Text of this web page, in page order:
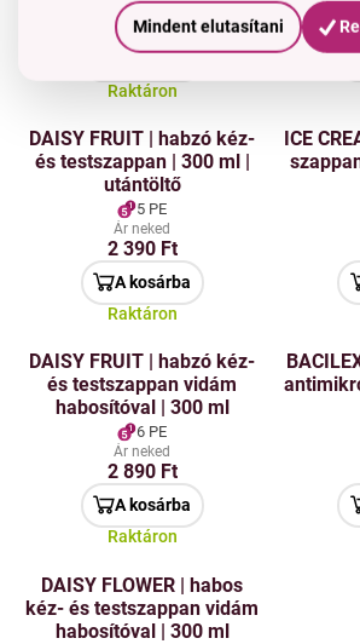
Ár neked
2 390 Ft
A kosárba
Raktáron
DAISY FRUIT | habzó kéz-
és testszappan | 300 ml |
utántöltő
5 PE
Ár neked
2 390 Ft
A kosárba
Raktáron
ICE
DAISY FRUIT | habzó kéz-
és testszappan vidám
habosítóval | 300 ml
6 PE
Ár neked
2 890 Ft
A kosárba
Raktáron
DAISY FLOWER | habos
kéz- és testszappan vidám
habosítóval | 300 ml
Mindent elutasítani